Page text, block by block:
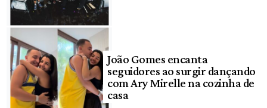
João Gomes encanta
seguidores ao surgir dançando
com Ary Mirelle na cozinha de
casa